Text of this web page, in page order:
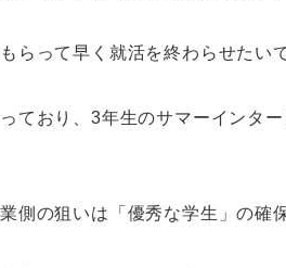
らって早く就活を終わらせたい
ており、3年生のサマーインタ
側の狙いは「優秀な学生」の確